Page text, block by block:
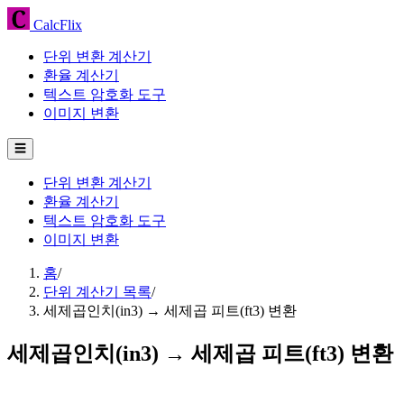
CalcFlix
단위 변환 계산기
환율 계산기
텍스트 암호화 도구
이미지 변환
☰
단위 변환 계산기
환율 계산기
텍스트 암호화 도구
이미지 변환
홈/
단위 계산기 목록/
세제곱인치(in3) → 세제곱 피트(ft3) 변환
세제곱인치(in3) → 세제곱 피트(ft3) 변환